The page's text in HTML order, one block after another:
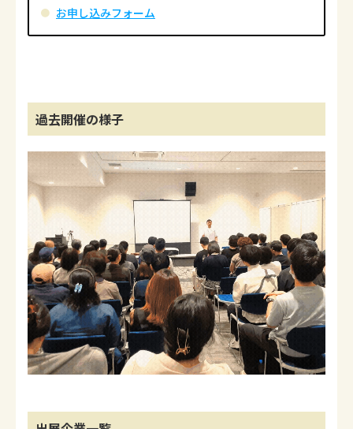
お申し込みフォーム
過去開催の様子